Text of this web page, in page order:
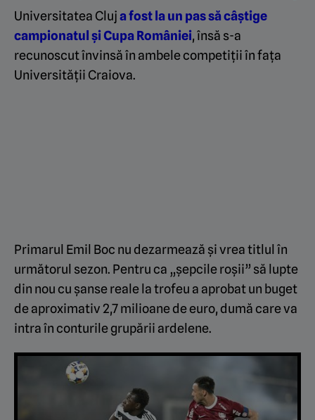
Universitatea Cluja fost la un pas să câștige
campionatul și Cupa României, însă s-a
recunoscut învinsă în ambele competiții în fața
Universității Craiova.
Primarul Emil Boc nu dezarmează și vrea titlul în
următorul sezon. Pentru ca „șepcile roșii” să lupte
din nou cu șanse reale la trofeu a aprobat un buget
de aproximativ 2,7 milioane de euro, dumă care va
intra în conturile grupării ardelene.